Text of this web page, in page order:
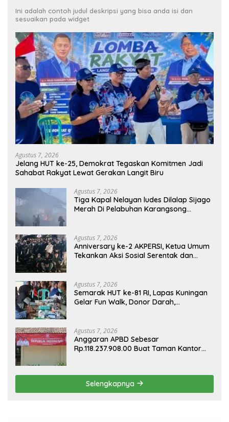
Ini adalah contoh judul deskripsi yang bisa anda isi dan
sesuaikan pada widget
Agustus 7, 2026
Jelang HUT ke-25, Demokrat Tegaskan Komitmen Jadi
Sahabat Rakyat Lewat Gerakan Langit Biru
Agustus 7, 2026
Tiga Kapal Nelayan ludes Dilalap Sijago
Merah Di Pelabuhan Karangsong
Agustus 7, 2026
Anniversary ke-2 AKPERSI, Ketua Umum
Tekankan Aksi Sosial Serentak dan
Agustus 7, 2026
Semarak HUT ke-81 RI, Lapas Kuningan
Gelar Fun Walk, Donor Darah,
Agustus 7, 2026
Anggaran APBD Sebesar
Rp.118.237.908.00 Buat Taman Kantor
Terbuka!
Selengkapnya